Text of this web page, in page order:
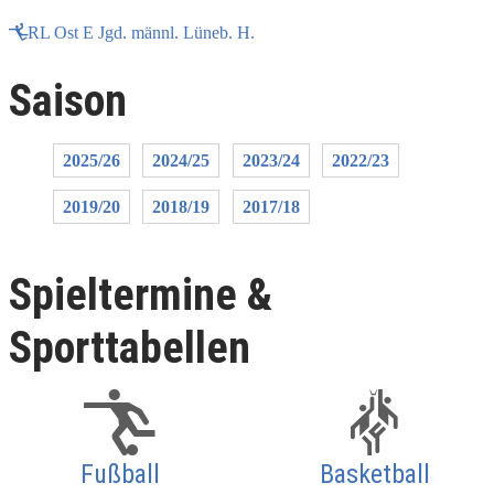
RL Ost E Jgd. männl. Lüneb. H.
Saison
2025/26 2024/25 2023/24 2022/23
2019/20 2018/19 2017/18
Spieltermine &
Sporttabellen
Fußball Basketball